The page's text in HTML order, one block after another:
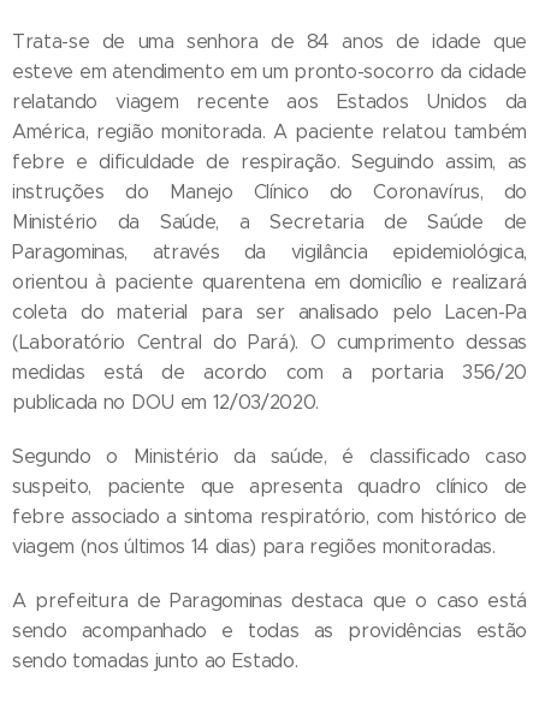
Trata-se de uma senhora de 84 anos de idade que
esteve em atendimento em um pronto-socorro da cidade
relatando viagem recente aos Estados Unidos da
América, região monitorada. A paciente relatou também
febre e dificuldade de respiração. Seguindo assim, as
instruções do Manejo Clínico do Coronavírus, do
Ministério da Saúde, a Secretaria de Saúde de
Paragominas, através da vigilância epidemiológica,
orientou à paciente quarentena em domicílio e realizará
coleta do material para ser analisado pelo Lacen-Pa
(Laboratório Central do Pará). O cumprimento dessas
medidas está de acordo com a portaria 356/20
publicada no DOU em 12/03/2020.
Segundo o Ministério da saúde, é classificado caso
suspeito, paciente que apresenta quadro clínico de
febre associado a sintoma respiratório, com histórico de
viagem (nos últimos 14 dias) para regiões monitoradas.
A prefeitura de Paragominas destaca que o caso está
sendo acompanhado e todas as providências estão
sendo tomadas junto ao Estado.